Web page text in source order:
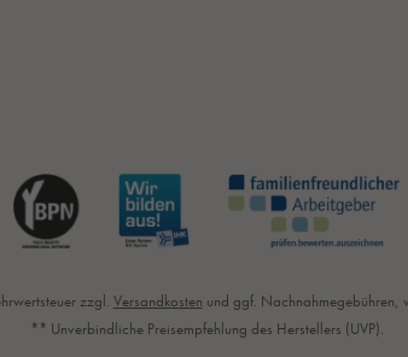
zzgl. Versandkosten und ggf. Nachnahmegebühren,
** Unverbindliche Preisempfehlung des Herstellers (UVP).